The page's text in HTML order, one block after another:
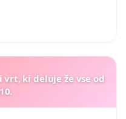
ki deluje že vse od